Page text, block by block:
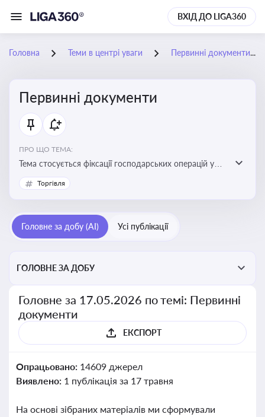
ВХІД ДО LIGA360
Головна Теми в центрі уваги Первинні документи
Первинні документи
ПРО ЩО ТЕМА:
Тема стосується фіксації господарських операцій у
бухгалтерському обліку та є основою для
податкового обліку
Торгівля
Головне за добу (AI) Усі публікації
ГОЛОВНЕ ЗА ДОБУ
Головне за 17.05.2026 по темі: Первинні
документи
ЕКСПОРТ
Опрацьовано: 14609 джерел
Виявлено: 1 публікація за 17 травня
На основі зібраних матеріалів ми сформували